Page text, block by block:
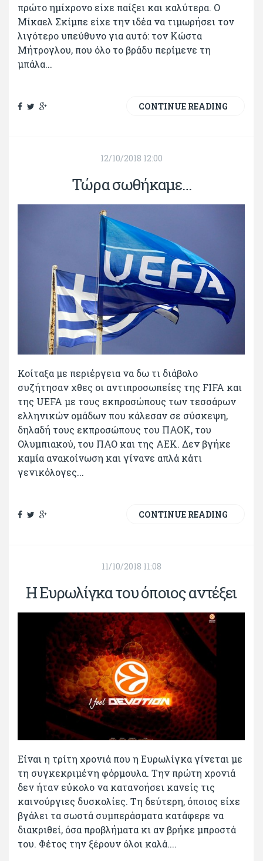
πρώτο ημίχρονο είχε παίξει και καλύτερα. Ο
Μίκαελ Σκίμπε είχε την ιδέα να τιμωρήσει τον
λιγότερο υπεύθυνο για αυτό: τον Κώστα
Μήτρογλου, που όλο το βράδυ περίμενε τη
μπάλα...
CONTINUE READING
12/10/2018 12:00
Τώρα σωθήκαμε…
Κοίταξα με περιέργεια να δω τι διάβολο
συζήτησαν χθες οι αντιπροσωπείες της FIFA και
της UEFA με τους εκπροσώπους των τεσσάρων
ελληνικών ομάδων που κάλεσαν σε σύσκεψη,
δηλαδή τους εκπροσώπους του ΠΑΟΚ, του
Ολυμπιακού, του ΠΑΟ και της ΑΕΚ. Δεν βγήκε
καμία ανακοίνωση και γίνανε απλά κάτι
γενικόλογες...
CONTINUE READING
11/10/2018 11:08
Η Ευρωλίγκα του όποιος αντέξει
Είναι η τρίτη χρονιά που η Ευρωλίγκα γίνεται με
τη συγκεκριμένη φόρμουλα. Την πρώτη χρονιά
δεν ήταν εύκολο να κατανοήσει κανείς τις
καινούργιες δυσκολίες. Τη δεύτερη, όποιος είχε
βγάλει τα σωστά συμπεράσματα κατάφερε να
διακριθεί, όσα προβλήματα κι αν βρήκε μπροστά
του. Φέτος την ξέρουν όλοι καλά....